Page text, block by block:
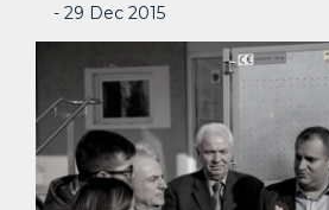
- 29 Dec 2015